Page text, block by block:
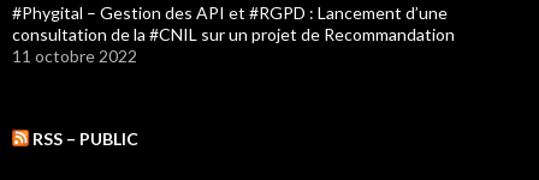
#Phygital – Gestion des API et #RGPD : Lancement d’une
consultation de la #CNIL sur un projet de Recommandation
11 octobre 2022
RSS – PUBLIC